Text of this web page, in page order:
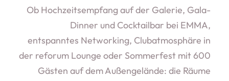
Ob Hochzeitsempfang auf der Galerie, Gala-
Dinner und Cocktailbar bei EMMA,
entspanntes Networking, Clubatmosphäre in
der reforum Lounge oder Sommerfest mit 600
Gästen auf dem Außengelände: die Räume